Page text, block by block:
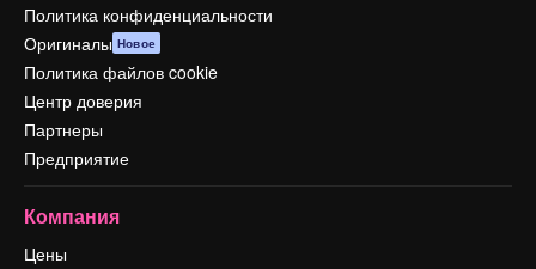
Политика конфиденциальности
Оригиналы Новое
Политика файлов cookie
Центр доверия
Партнеры
Предприятие
Компания
Цены